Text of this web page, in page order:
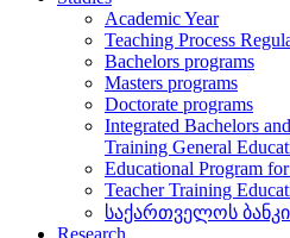
Academic Year
Teaching Process
Bachelors programs
Masters programs
Doctorate programs
Integrated Bachelors
Training General
Educational Program
Teacher Training
საქართველოს
Research